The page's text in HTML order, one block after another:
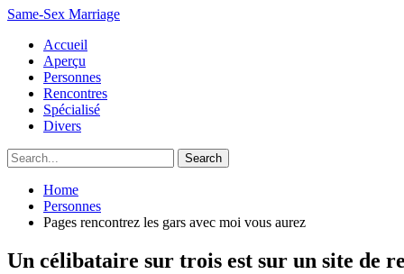
Same-Sex Marriage
Accueil
Aperçu
Personnes
Rencontres
Spécialisé
Divers
Home
Personnes
Pages rencontrez les gars avec moi vous aurez
Un célibataire sur trois est sur un site de